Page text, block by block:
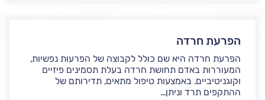
הפרעת חרדה
הפרעת חרדה היא שם כולל לקבוצה של הפרעות נפשיות,
המעוררות באדם תחושת חרדה בעלת תסמינים פיזיים
וקוגניטיביים. באמצעות טיפול מתאים, תדירותם של
ההתקפים תרד וניתן...